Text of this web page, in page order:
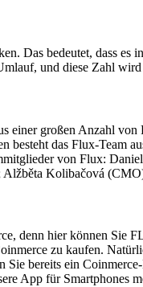
Das bedeutet, dass
und diese Zahl
einer großen Anzahl
das Flux-Team
von Flux:
Kolibačová
denn hier können
zu kaufen.
Sie bereits ein
App für